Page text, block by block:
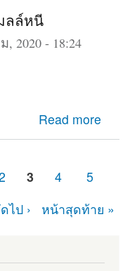
ลล์หนี
2020 - 18:24
Read more
3 4
5
ไป › หน้าสุดท้าย »